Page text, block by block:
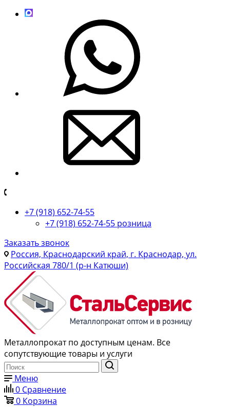
+7 (918) 652-74-55
+7 (918) 652-74-55 розница
Заказать звонок
Россия, Краснодарский край, г. Краснодар, ул.
Российская 780/1 (р-н Катюши)
Металлопрокат по доступным ценам. Все
сопутствующие товары и услуги
Меню
0 Сравнение
0 Корзина